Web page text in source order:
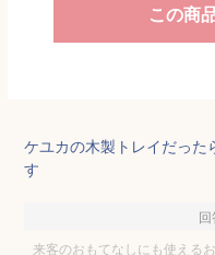
この商
ケユカの木製トレイだった
す
来客のおもてなしにも使える